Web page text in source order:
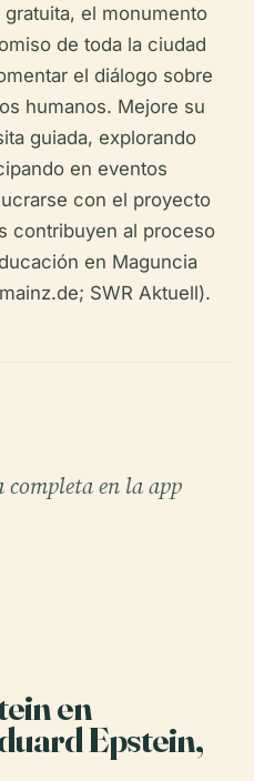
el monumento
de toda la ciudad
el diálogo sobre
humanos. Mejore su
guiada, explorando
en eventos
con el proyecto
contribuyen al proceso
en Maguncia
SWR Aktuell).
en la app
en
Epstein,